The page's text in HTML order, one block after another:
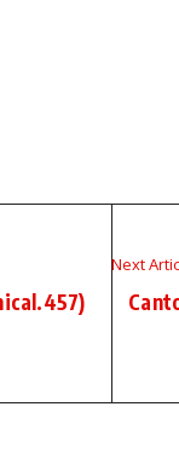
Next